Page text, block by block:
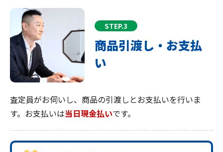
STEP.3
商品引渡し・お支払
い
査定員がお伺いし、商品の引渡しとお支払いを行いま
す。お支払いは当日現金払いです。